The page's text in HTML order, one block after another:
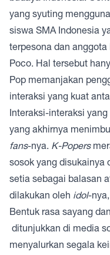
yang syuting
siswa SMA Indonesia
terpesona dan
Poco. Hal tersebut
Pop memanjakan
interaksi yang kuat
Interaksi-interaksi
yang akhirnya
fans-nya. K-Popers
sosok yang disukainya
setia sebagai balasan
dilakukan oleh idol-nya,
Bentuk rasa sayang
ditunjukkan di media
menyalurkan segala